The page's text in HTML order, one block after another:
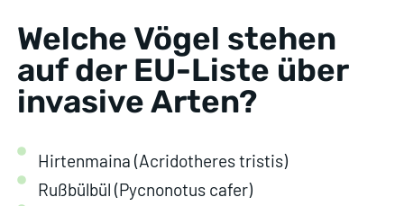
Welche Vögel stehen
auf der EU-Liste über
invasive Arten?
Hirtenmaina (Acridotheres tristis)
Rußbülbül (Pycnonotus cafer)